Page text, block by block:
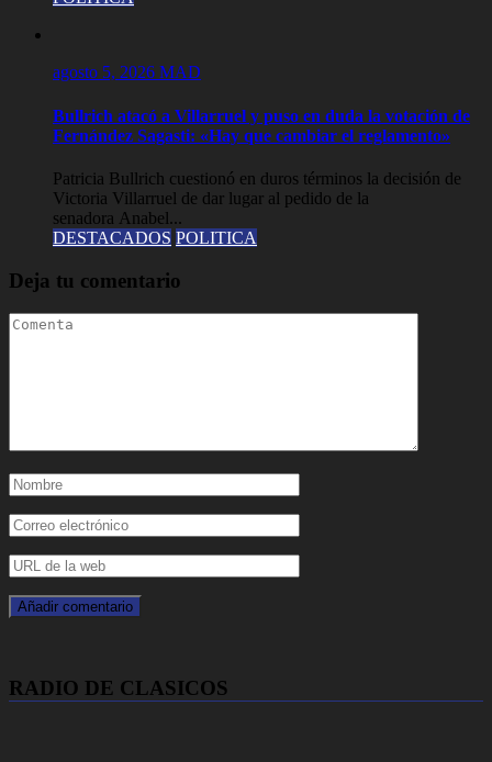
agosto 5, 2026 MAD
Bullrich atacó a Villarruel y puso en duda la votación de
Fernández Sagasti: «Hay que cambiar el reglamento»
Patricia Bullrich cuestionó en duros términos la decisión de
Victoria Villarruel de dar lugar al pedido de la
senadora Anabel...
DESTACADOS POLITICA
Deja tu comentario
RADIO DE CLASICOS